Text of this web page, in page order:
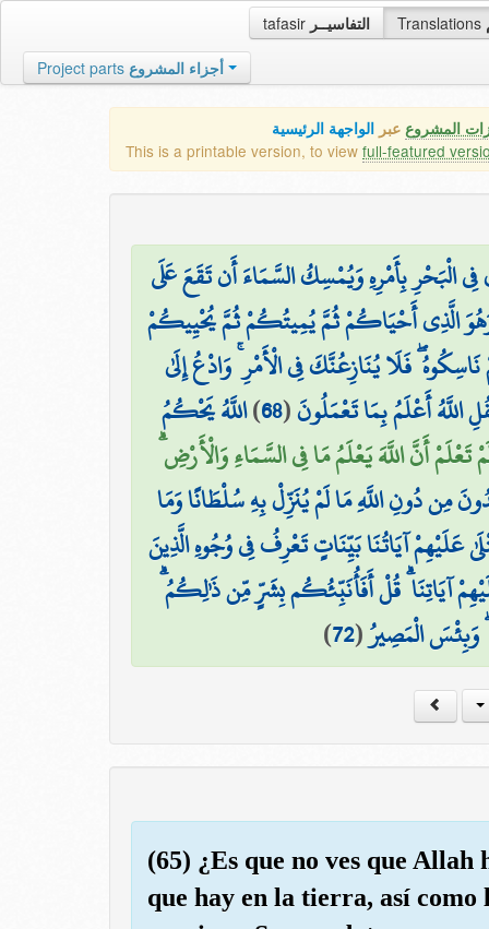
tafasir التفاسيــر Translations
Project parts أجزاء المشروع
المشروع عبر الواجهة الرئيسية
This is a printable version, to view full-featured
الْبَحْرِ بِأَمْرِهِ وَيُمْسِكُ السَّمَاءَ أَن تَقَعَ عَلَى
الَّذِي أَحْيَاكُمْ ثُمَّ يُمِيتُكُمْ ثُمَّ يُحْيِيكُمْ
فَلَا يُنَازِعُنَّكَ فِي الْأَمْرِ ۚ وَادْعُ إِلَىٰ
اللَّهُ أَعْلَمُ بِمَا تَعْمَلُونَ(
68
)اللَّهُ يَحْكُمُ
تَعْلَمْ أَنَّ اللَّهَ يَعْلَمُ مَا فِي السَّمَاءِ وَالْأَرْضِ
مِن دُونِ اللَّهِ مَا لَمْ يُنَزِّلْ بِهِ سُلْطَانًا وَمَا
عَلَيْهِمْ آيَاتُنَا بَيِّنَاتٍ تَعْرِفُ فِي وُجُوهِ الَّذِينَ
آيَاتِنَا ۗ قُلْ أَفَأُنَبِّئُكُم بِشَرٍّ مِّن ذَٰلِكُمُ
وَبِئْسَ الْمَصِيرُ(
72
)
(65) ¿Es que no ves que
que hay en la tierra, así